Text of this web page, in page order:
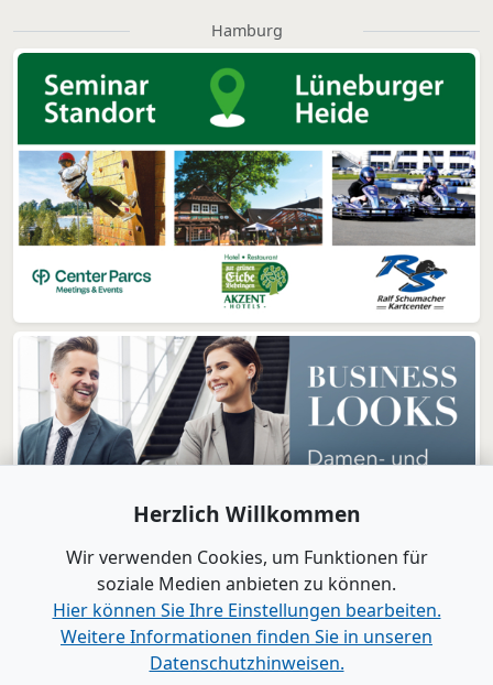
Hamburg
www.B2B-Wirtschaft.de
Herzlich Willkommen
Wir verwenden Cookies, um Funktionen für
soziale Medien anbieten zu können.
Hier können Sie Ihre Einstellungen bearbeiten.
Weitere Informationen finden Sie in unseren
Datenschutzhinweisen.